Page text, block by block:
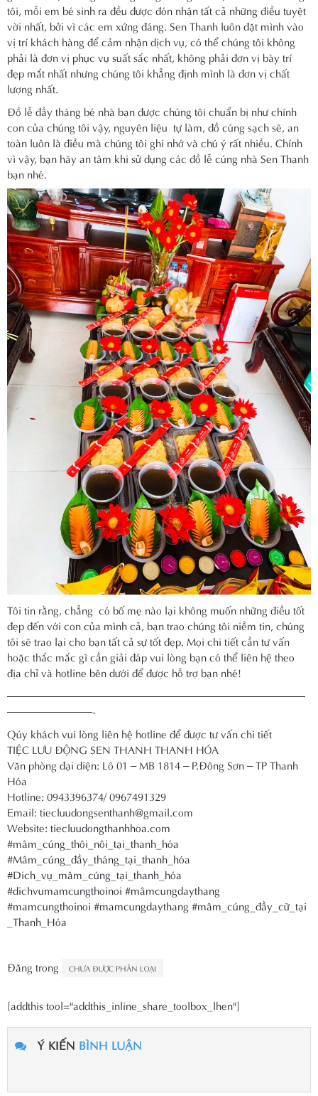
tôi, mỗi em bé sinh ra đều được đón nhận tất cả những điều tuyệt
vời nhất, bởi vì các em xứng đáng. Sen Thanh luôn đặt mình vào
vị trí khách hàng để cảm nhận dịch vụ, có thể chúng tôi không
phải là đơn vị phục vụ suất sắc nhất, không phải đơn vị bày trí
đẹp mắt nhất nhưng chúng tôi khẳng định mình là đơn vị chất
lượng nhất.
Đồ lễ đầy tháng bé nhà bạn được chúng tôi chuẩn bị như chính
con của chúng tôi vậy, nguyên liệu tự làm, đồ cúng sạch sẽ, an
toàn luôn là điều mà chúng tôi ghi nhớ và chú ý rất nhiều. Chính
vì vậy, bạn hãy an tâm khi sử dụng các đồ lễ cúng nhà Sen Thanh
bạn nhé.
Tôi tin rằng, chẳng có bố mẹ nào lại không muốn những điều tốt
đẹp đến với con của mình cả, bạn trao chúng tôi niềm tin, chúng
tôi sẽ trao lại cho bạn tất cả sự tốt đẹp. Mọi chi tiết cần tư vấn
hoặc thắc mắc gì cần giải đáp vui lòng bạn có thể liên hệ theo
địa chỉ và hotline bên dưới để được hỗ trợ bạn nhé!
————————————————————————————
————————-
Qúy khách vui lòng liên hệ hotline để được tư vấn chi tiết
TIỆC LƯU ĐỘNG SEN THANH THANH HÓA
Văn phòng đại diện: Lô 01 – MB 1814 – P.Đông Sơn – TP Thanh
Hóa
Hotline: 0943396374/ 0967491329
Email: tiecluudongsenthanh@gmail.com
Website: tiecluudongthanhhoa.com
#mâm_cúng_thôi_nôi_tại_thanh_hóa
#Mâm_cúng_đầy_tháng_tại_thanh_hóa
#Dich_vụ_mâm_cúng_tại_thanh_hóa
#dichvumamcungthoinoi #mâmcungdaythang
#mamcungthoinoi #mamcungdaythang #mâm_cúng_đầy_cữ_tại
_Thanh_Hóa
Đăng trong CHƯA ĐƯỢC PHÂN LOẠI
[addthis tool="addthis_inline_share_toolbox_lhen"]
Ý KIẾN BÌNH LUẬN